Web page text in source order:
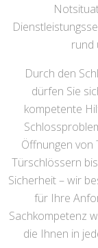
rund
Durch den
dürfen Sie
kompetente
Öffnungen von
Türschlössern
Sicherheit – wir
für Ihre
Sachkompetenz
die Ihnen in